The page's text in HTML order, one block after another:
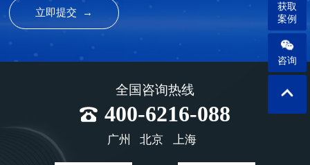
全国咨询热线
400-6216-088
广州 北京 上海
获取
案例
咨询